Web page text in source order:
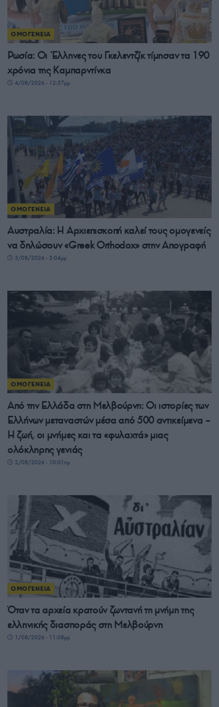
ΟΜΟΓΕΝΕΙΑ
Ρωσία: Οι Έλληνες του Γκελεντζίκ τίμησαν τα 190
χρόνια της Καμπαρντίνκα
4/08/2026 - 12:57μμ
ΟΜΟΓΕΝΕΙΑ
Αυστραλία: Η Αρχιεπισκοπή καλεί τους ομογενείς
να δηλώσουν «Greek Orthodox» στην Απογραφή
3/08/2026 - 3:04μμ
ΟΜΟΓΕΝΕΙΑ
Από την Ελλάδα στη Μελβούρνη: Οι ιστορίες των
Ελλήνων μεταναστών μέσα από 500 αντικείμενα –
Η ζωή, οι μνήμες και τα «φυλαχτά» μιας
ολόκληρης γενιάς
2/08/2026 - 10:01πμ
ΟΜΟΓΕΝΕΙΑ
Όταν τα αρχεία κρατούν ζωντανή τη μνήμη της
ελληνικής διασποράς στη Μελβούρνη
1/08/2026 - 11:08μμ